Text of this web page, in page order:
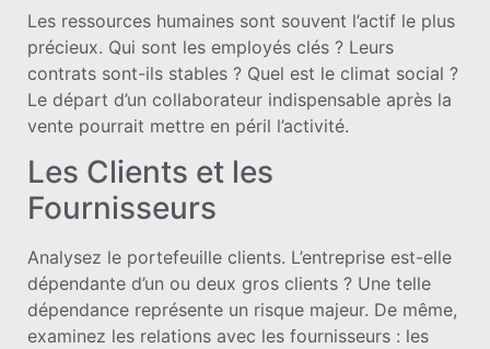
Les ressources humaines sont souvent l’actif le plus
précieux. Qui sont les employés clés ? Leurs
contrats sont-ils stables ? Quel est le climat social ?
Le départ d’un collaborateur indispensable après la
vente pourrait mettre en péril l’activité.
Les Clients et les
Fournisseurs
Analysez le portefeuille clients. L’entreprise est-elle
dépendante d’un ou deux gros clients ? Une telle
dépendance représente un risque majeur. De même,
examinez les relations avec les fournisseurs : les